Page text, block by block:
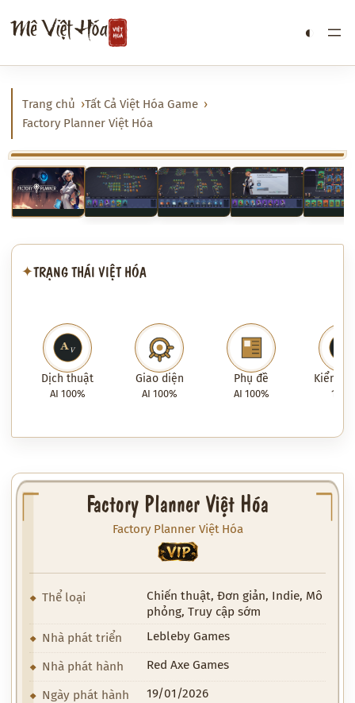
đến
nội
dung
Mê Việt Hóa ◐
Trang chủ
Tất Cả Việt Hóa Game
Factory Planner Việt Hóa
‹ ›
✦TRẠNG THÁI VIỆT HÓA
Dịch thuật
AI 100%
Giao diện
AI 100%
Phụ đề
AI 100%
Kiểm
100%
Factory Planner Việt Hóa
Factory Planner Việt Hóa
VIP
Thể loại
Chiến thuật, Đơn giản, Indie, Mô
phỏng, Truy cập sớm
Nhà phát triển
Lebleby Games
Nhà phát hành Red Axe Games
Ngày phát hành 19/01/2026